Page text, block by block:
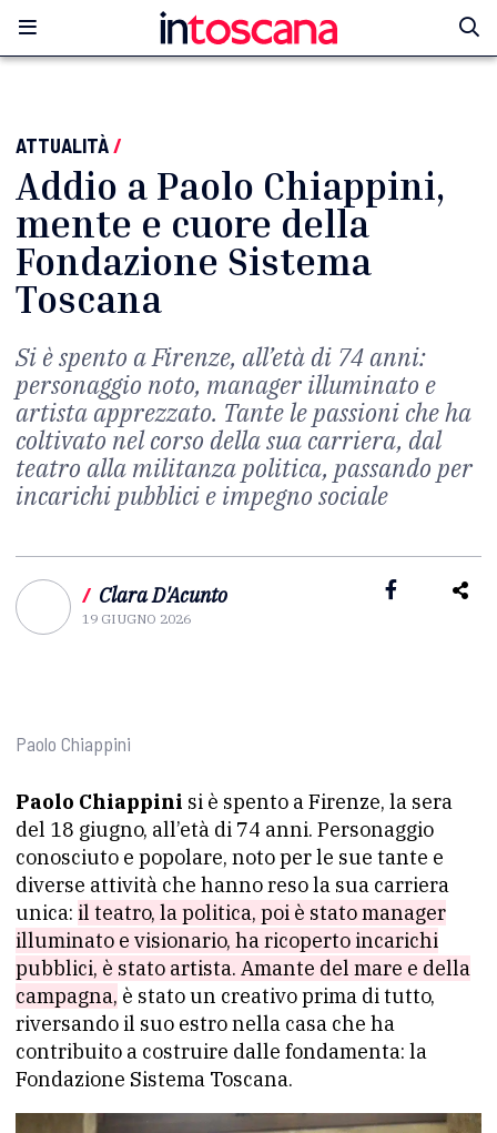
ATTUALITÀ/
Addio a Paolo Chiappini,
mente e cuore della
Fondazione Sistema
Toscana
Si è spento a Firenze, all’età di 74 anni:
personaggio noto, manager illuminato e
artista apprezzato. Tante le passioni che ha
coltivato nel corso della sua carriera, dal
teatro alla militanza politica, passando per
incarichi pubblici e impegno sociale
/ Clara D'Acunto
19 GIUGNO 2026
Paolo Chiappini
Paolo Chiappini si è spento a Firenze, la sera
del 18 giugno, all’età di 74 anni. Personaggio
conosciuto e popolare, noto per le sue tante e
diverse attività che hanno reso la sua carriera
unica: il teatro, la politica, poi è stato manager
illuminato e visionario, ha ricoperto incarichi
pubblici, è stato artista. Amante del mare e della
campagna, è stato un creativo prima di tutto,
riversando il suo estro nella casa che ha
contribuito a costruire dalle fondamenta: la
Fondazione Sistema Toscana.